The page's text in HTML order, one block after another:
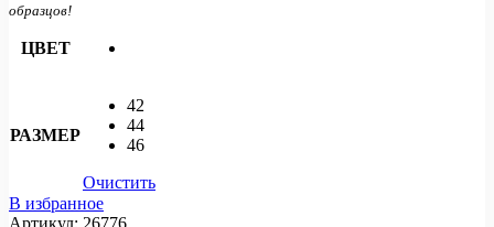
образцов!
ЦВЕТ
РАЗМЕР
42
44
46
Очистить
В избранное
Артикул: 26776